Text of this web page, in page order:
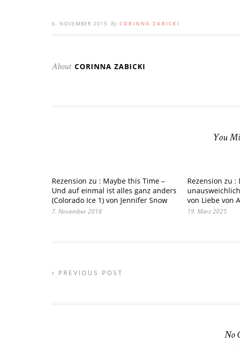
6. NOVEMBER 2015 By CORINNA ZABICKI
About CORINNA ZABICKI
You
Rezension zu : Maybe this Time –
Und auf einmal ist alles ganz anders
(Colorado Ice 1) von Jennifer Snow
7. November 2018
Rezension zu :
von Liebe von
19. März 2025
PREVIOUS POST
No